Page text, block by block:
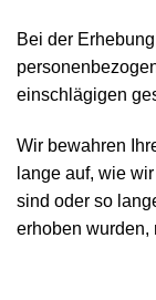
Bei der
einschlägigen
Wir bewahren
lange auf, wie
sind oder so
erhoben wurden,